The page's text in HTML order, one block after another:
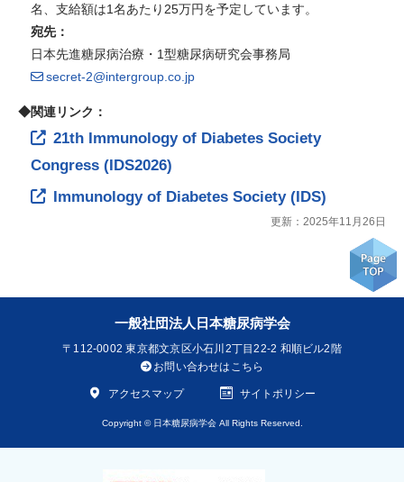
名、支給額は1名あたり25万円を予定しています。
宛先：
日本先進糖尿病治療・1型糖尿病研究会事務局
secret-2@intergroup.co.jp
◆関連リンク：
21th Immunology of Diabetes Society
Congress (IDS2026)
Immunology of Diabetes Society (IDS)
更新：2025年11月26日
一般社団法人日本糖尿病学会
〒112-0002東京都文京区小石川2丁目22-2 和順ビル2階
お問い合わせはこちら
アクセスマップ サイトポリシー
Copyright © 日本糖尿病学会 All Rights Reserved.